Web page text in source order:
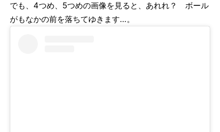
でも、4つめ、5つめの画像を見ると、あれれ？ ボール
がもなかの前を落ちてゆきます…。